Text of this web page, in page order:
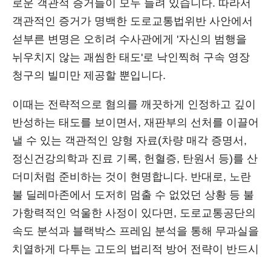
로운 객관적 증거들이 모두 들려 있습니다. 따라서
객관적인 증거가 명백한 도로교통법위반 사안에서
섣부른 변명은 오히려 수사관에게 '자신의 범행을
뉘우치지 않는 괘씸한 태도'로 낙인찍혀 구속 영장
청구의 빌미만 제공할 뿐입니다.
이때는 전략적으로 혐의를 깨끗하게 인정하고 깊이
반성하는 태도를 보이면서, 재판부의 선처를 이끌어
낼 수 있는 객관적인 양형 자료(차량 매각 증명서,
정신건강의학과 진료 기록, 헌혈증, 탄원서 등)를 산
더미처럼 준비하는 것이 현명합니다. 반대로, 노란
불 딜레마존에서 도저히 멈출 수 없었던 상황 등 불
가항력적인 억울한 사정이 있다면, 도로교통공단의
속도 분석과 블랙박스 프레임 분석을 통해 무과실을
치열하게 다투는 고도의 법리적 방어 전략이 반드시